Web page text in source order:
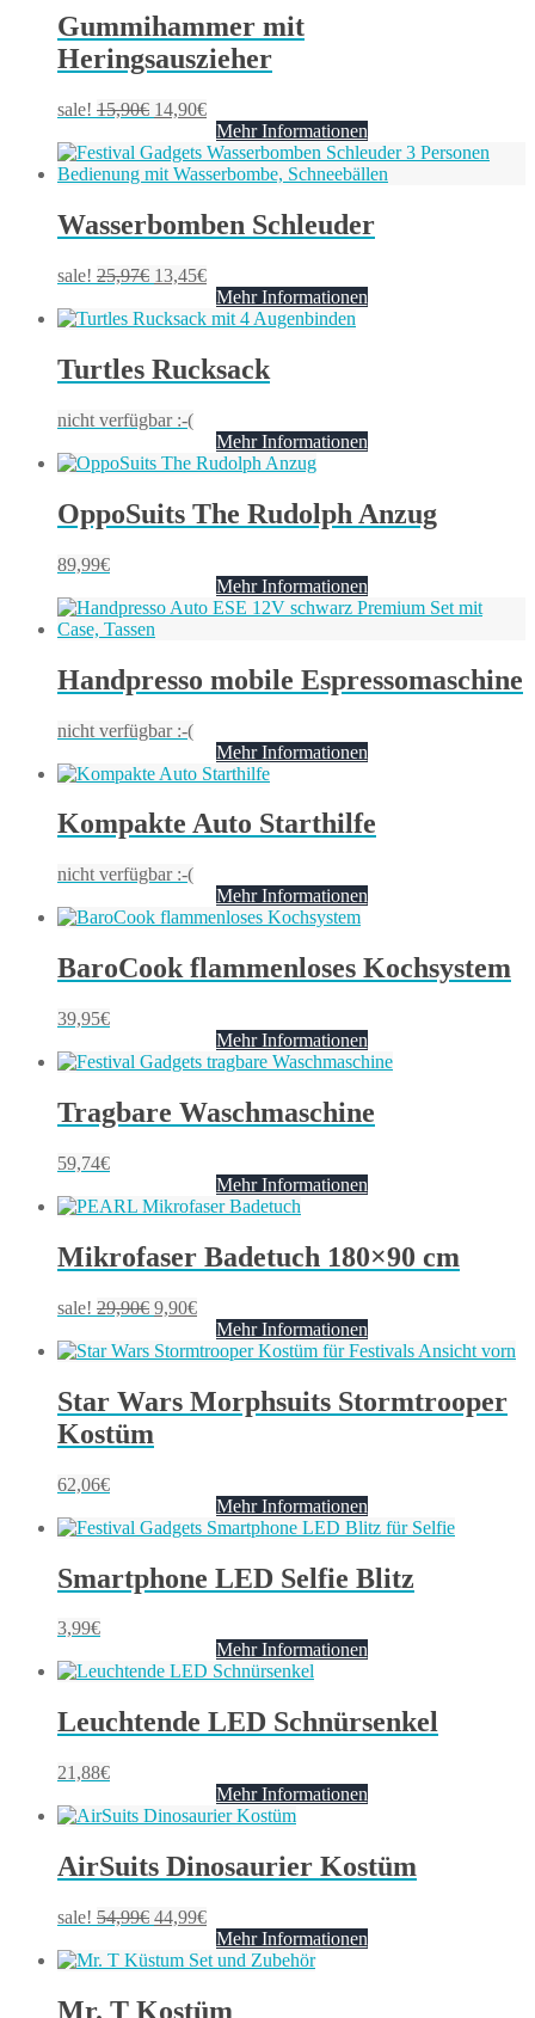
Gummihammer mit
Heringsauszieher
sale! 15,90€ 14,90€
Mehr Informationen
Wasserbomben Schleuder
sale! 25,97€ 13,45€
Mehr Informationen
Turtles Rucksack
nicht verfügbar :-(
Mehr Informationen
OppoSuits The Rudolph Anzug
89,99€
Mehr Informationen
Handpresso mobile Espressomaschine
nicht verfügbar :-(
Mehr Informationen
Kompakte Auto Starthilfe
nicht verfügbar :-(
Mehr Informationen
BaroCook flammenloses Kochsystem
39,95€
Mehr Informationen
Tragbare Waschmaschine
59,74€
Mehr Informationen
Mikrofaser Badetuch 180×90 cm
sale! 29,90€ 9,90€
Mehr Informationen
Star Wars Morphsuits Stormtrooper
Kostüm
62,06€
Mehr Informationen
Smartphone LED Selfie Blitz
3,99€
Mehr Informationen
Leuchtende LED Schnürsenkel
21,88€
Mehr Informationen
AirSuits Dinosaurier Kostüm
sale! 54,99€ 44,99€
Mehr Informationen
Mr. T Kostüm